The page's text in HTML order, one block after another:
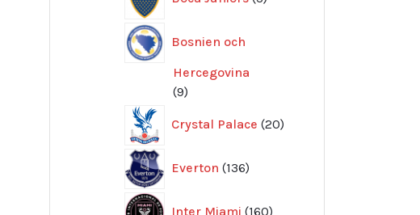
produkter
Bosnien och
Hercegovina
99
Crystal Palace 20
produkter
Everton 136
produkter
Inter Miami 160